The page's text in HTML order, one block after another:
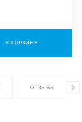
В КОРЗИНУ
ОТЗЫВЫ